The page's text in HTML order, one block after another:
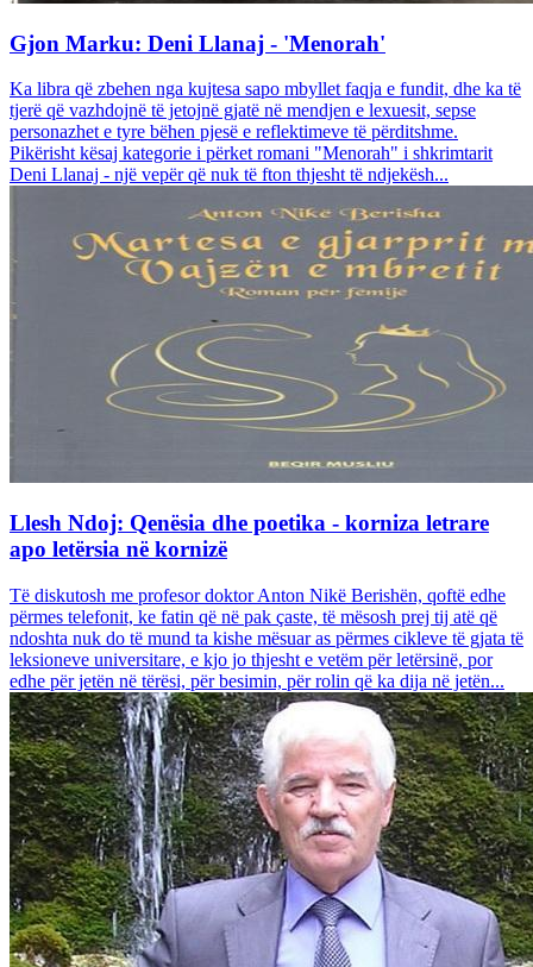
Gjon Marku: Deni Llanaj - 'Menorah'
Ka libra që zbehen nga kujtesa sapo mbyllet faqja e fundit, dhe ka të
tjerë që vazhdojnë të jetojnë gjatë në mendjen e lexuesit, sepse
personazhet e tyre bëhen pjesë e reflektimeve të përditshme.
Pikërisht kësaj kategorie i përket romani "Menorah" i shkrimtarit
Deni Llanaj - një vepër që nuk të fton thjesht të ndjekësh...
Llesh Ndoj: Qenësia dhe poetika - korniza letrare
apo letërsia në kornizë
Të diskutosh me profesor doktor Anton Nikë Berishën, qoftë edhe
përmes telefonit, ke fatin që në pak çaste, të mësosh prej tij atë që
ndoshta nuk do të mund ta kishe mësuar as përmes cikleve të gjata të
leksioneve universitare, e kjo jo thjesht e vetëm për letërsinë, por
edhe për jetën në tërësi, për besimin, për rolin që ka dija në jetën...